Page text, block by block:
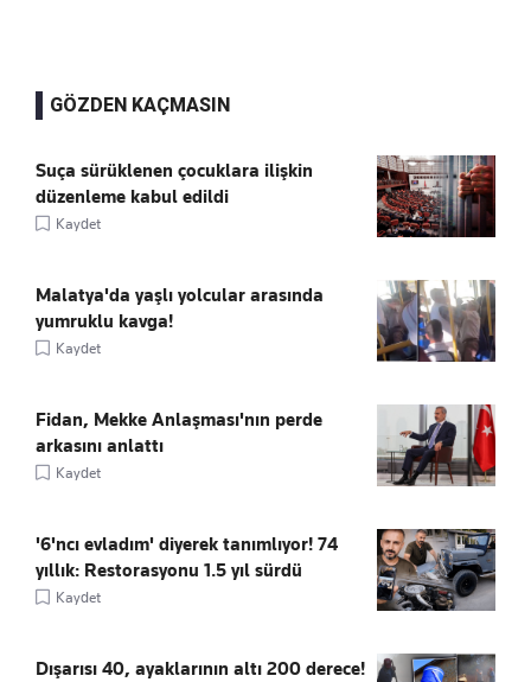
GÖZDEN KAÇMASIN
Suça sürüklenen çocuklara ilişkin
düzenleme kabul edildi
Kaydet
Malatya'da yaşlı yolcular arasında
yumruklu kavga!
Kaydet
Fidan, Mekke Anlaşması'nın perde
arkasını anlattı
Kaydet
'6'ncı evladım' diyerek tanımlıyor! 74
yıllık: Restorasyonu 1.5 yıl sürdü
Kaydet
Dışarısı 40, ayaklarının altı 200 derece!